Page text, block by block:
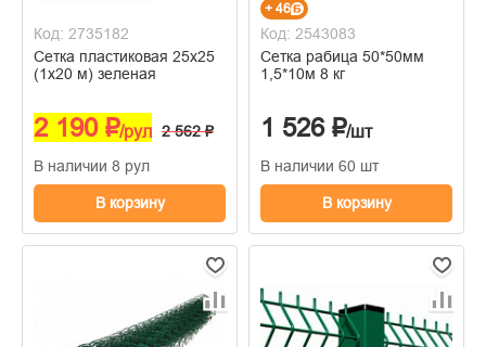
Код: 2735182
Сетка пластиковая 25х25
(1х20 м) зеленая
2 190 ₽/рул 2 562 ₽
В наличии 8 рул
В корзину
+ 46
Код: 2543083
Сетка рабица 50*50мм
1,5*10м 8 кг
1 526 ₽/шт
В наличии 60 шт
В корзину